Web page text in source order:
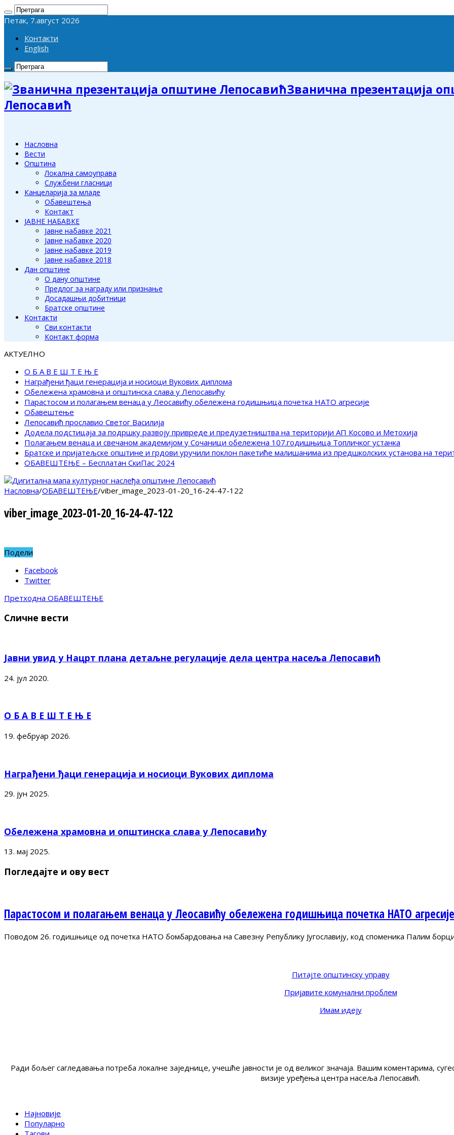
Петак, 7.август 2026
Контакти
English
Званична презентација
Лепосавић
Насловна
Вести
Општина
Локална самоуправа
Службени гласници
Канцеларија за младе
Обавештења
Контакт
ЈАВНЕ НАБАВКЕ
Јавне набавке 2021
Јавне набавке 2020
Јавне набавке 2019
Јавне набавке 2018
Дан општине
О дану општине
Предлог за награду или признање
Досадашњи добитници
Братске општине
Контакти
Сви контакти
Контакт форма
АКТУЕЛНО
О Б А В Е Ш Т Е Њ Е
Награђени ђаци генерација и носиоци Вукових диплома
Обележена храмовна и општинска слава у Лепосавићу
Парастосом и полагањем венаца у Леосавићу обележена годишњица почетка НАТО агресије
Обавештење
Лепосавић прославио Светог Василија
Додела подстицаја за подршку развоју привреде и предузетништва на територији АП Косово и Метохија
Полагањем венаца и свечаном академијом у Сочаници обележена 107.годишњица Топличког устанка
Братске и пријатељске општине и грдови уручили поклон пакетиће малишанима из предшколских установа на
ОБАВЕШТЕЊЕ – Бесплатан СкиПас 2024
Насловна/ОБАВЕШТЕЊЕ/viber_image_2023-01-20_16-24-47-122
viber_image_2023-01-20_16-24-47-122
Подели
Facebook
Twitter
Претходна ОБАВЕШТЕЊЕ
Сличне вести
Јавни увид у Нацрт плана детаљне регулације дела центра насеља Лепосавић
24. јул 2020.
О Б А В Е Ш Т Е Њ Е
19. фебруар 2026.
Награђени ђаци генерација и носиоци Вукових диплома
29. јун 2025.
Обележена храмовна и општинска слава у Лепосавићу
13. мај 2025.
Погледајте и ову вест
Парастосом и полагањем венаца у Леосавићу обележена годишњица почетка НАТО агресије
Поводом 26. годишњице од почетка НАТО бомбардовања на Савезну Републику Југославију, код споменика Палим
Питајте општинску управу
Пријавите комунални проблем
Имам идеју
Ради бољег сагледавања потреба локалне заједнице, учешће јавности је од великог значаја. Вашим коментарима,
визије уређења центра насеља Лепосавић.
Најновије
Популарно